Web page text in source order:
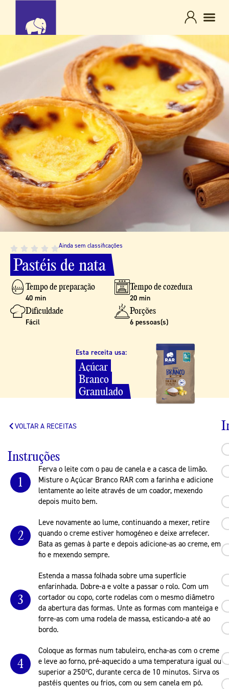
Ainda sem classificações
Pastéis de nata
Tempo de preparação
40 min
Tempo de cozedura
20 min
Dificuldade
Fácil
Porções
6 pessoas(s)
Esta receita usa:
Açúcar
Branco
Granulado
VOLTAR A RECEITAS
Instruções
1
Ferva o leite com o pau de canela e a casca de limão.
Misture o Açúcar Branco RAR com a farinha e adicione
lentamente ao leite através de um coador, mexendo
depois muito bem.
2
Leve novamente ao lume, continuando a mexer, retire
quando o creme estiver homogéneo e deixe arrefecer.
Bata as gemas à parte e depois adicione-as ao creme, em
fio e mexendo sempre.
3
Estenda a massa folhada sobre uma superfície
enfarinhada. Dobre-a e volte a passar o rolo. Com um
cortador ou copo, corte rodelas com o mesmo diâmetro
da abertura das formas. Unte as formas com manteiga e
forre-as com uma rodela de massa, esticando-a até ao
bordo.
4
Coloque as formas num tabuleiro, encha-as com o creme
e leve ao forno, pré-aquecido a uma temperatura igual ou
superior a 250ºC, durante cerca de 10 minutos. Sirva os
pastéis quentes ou frios, com ou sem canela em pó.